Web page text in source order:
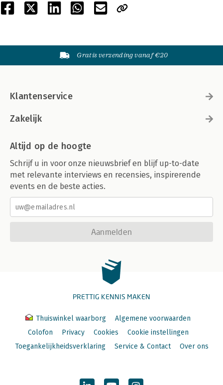
Gratis verzending vanaf €20
Klantenservice
Zakelijk
Altijd op de hoogte
Schrijf u in voor onze nieuwsbrief en blijf up-to-date
met relevante interviews en recensies, inspirerende
events en de beste acties.
Aanmelden
PRETTIG KENNIS MAKEN
Thuiswinkel waarborg
Algemene voorwaarden
Colofon
Privacy Cookies
Cookie instellingen
Toegankelijkheidsverklaring
Service & Contact Over ons